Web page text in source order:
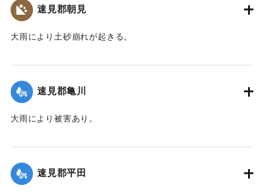
速見郡朝見
大雨により土砂崩れが起きる。
｜固有コード:00201002
速見郡亀川
大雨により被害あり。
｜固有コード:00201003
速見郡平田